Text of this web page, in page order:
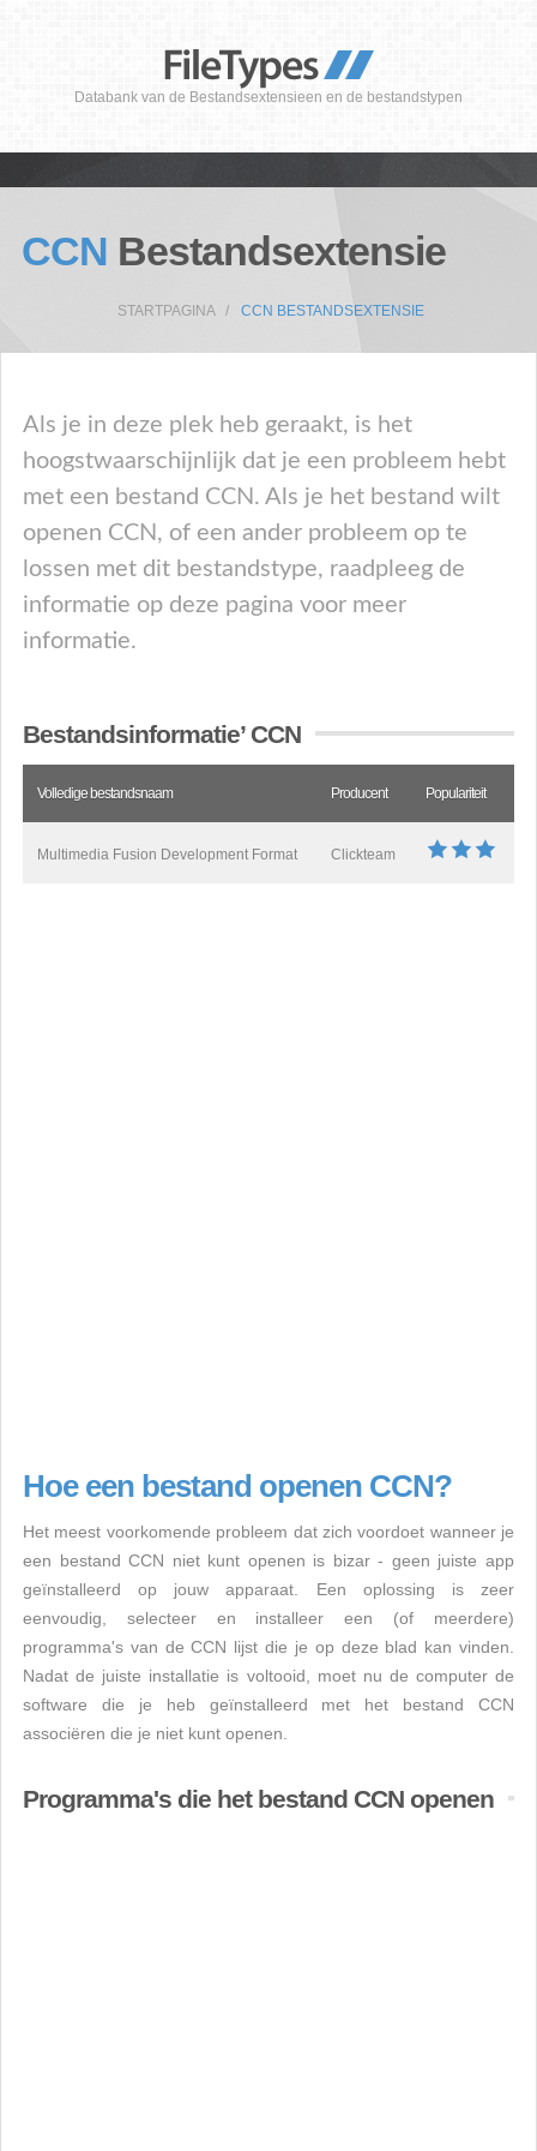
Databank van de Bestandsextensieen en de bestandstypen
CCN Bestandsextensie
STARTPAGINA CCN BESTANDSEXTENSIE
Als je in deze plek heb geraakt, is het
hoogstwaarschijnlijk dat je een probleem hebt
met een bestand CCN. Als je het bestand wilt
openen CCN, of een ander probleem op te
lossen met dit bestandstype, raadpleeg de
informatie op deze pagina voor meer
informatie.
Bestandsinformatie’ CCN
Volledige bestandsnaam Producent Populariteit
Multimedia Fusion Development Format Clickteam
Hoe een bestand openen CCN?
Het meest voorkomende probleem dat zich voordoet wanneer je
een bestand CCN niet kunt openen is bizar - geen juiste app
geïnstalleerd op jouw apparaat. Een oplossing is zeer
eenvoudig, selecteer en installeer een (of meerdere)
programma's van de CCN lijst die je op deze blad kan vinden.
Nadat de juiste installatie is voltooid, moet nu de computer de
software die je heb geïnstalleerd met het bestand CCN
associëren die je niet kunt openen.
Programma's die het bestand CCN openen